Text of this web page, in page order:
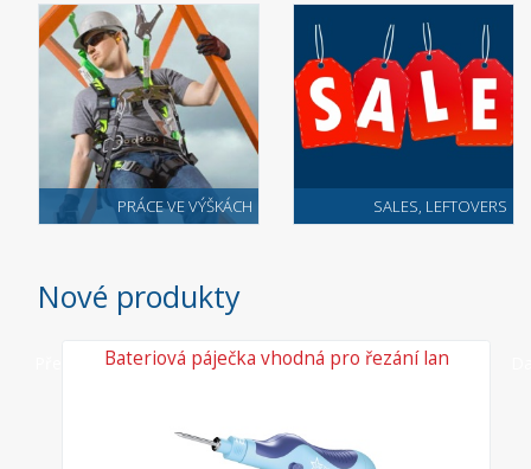
PRÁCE VE VÝŠKÁCH SALES, LEFTOVERS
Nové produkty
Bateriová páječka vhodná pro řezání lan
Předchozí